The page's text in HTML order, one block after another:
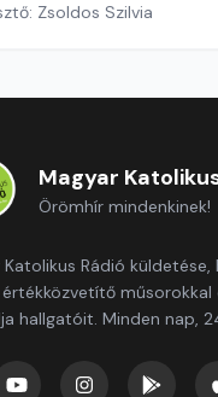
Zsoldos Szilvia
Magyar
Örömhír mindenkinek!
Katolikus Rádió küldetése,
műsorokkal
hallgatóit. Minden nap,